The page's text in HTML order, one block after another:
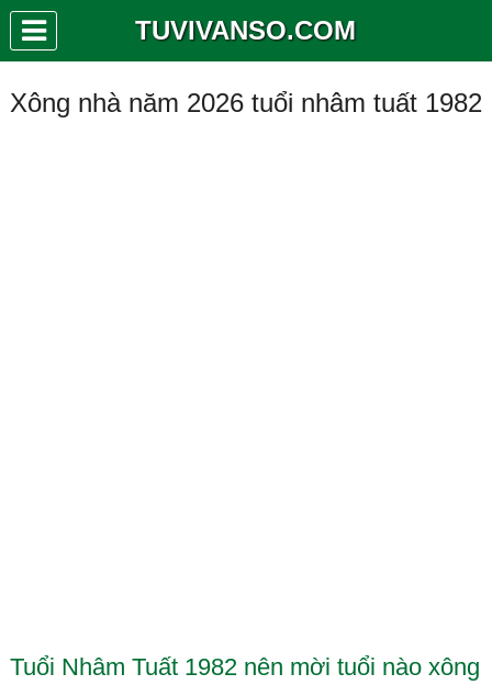
TUVIVANSO.COM
Xông nhà năm 2026 tuổi nhâm tuất 1982
Tuổi Nhâm Tuất 1982 nên mời tuổi nào xông